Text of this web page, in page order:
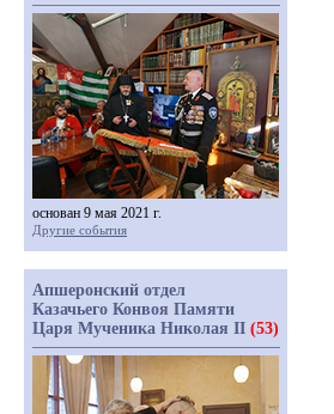
основан 9 мая 2021 г.
Другие события
Апшеронский отдел
Казачьего Конвоя Памяти
Царя Мученика Николая II (53)